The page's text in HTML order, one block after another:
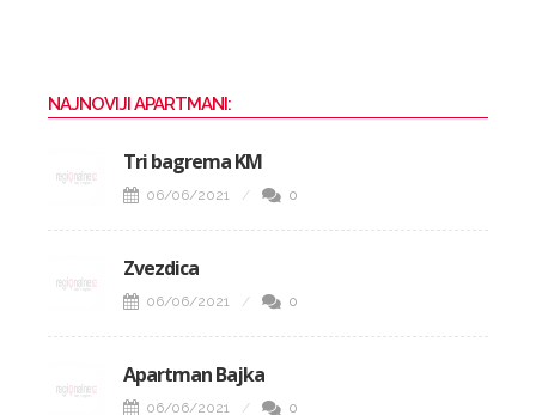
NAJNOVIJI APARTMANI:
Tri bagrema KM
06/06/2021 0
Zvezdica
06/06/2021 0
Apartman Bajka
06/06/2021 0